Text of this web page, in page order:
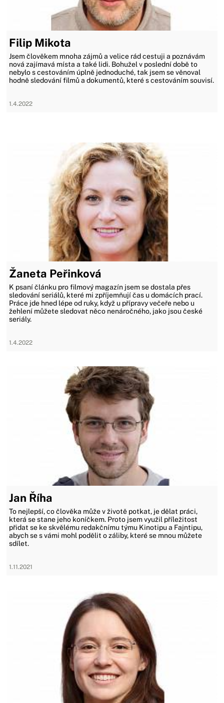
Filip Mikota
Jsem člověkem mnoha zájmů a velice rád cestuji a poznávám
nová zajímavá místa a také lidi. Bohužel v poslední době to
nebylo s cestováním úplně jednoduché, tak jsem se věnoval
hodně sledování filmů a dokumentů, které s cestováním souvisí.
1.4.2022
Žaneta Peřinková
K psaní článku pro filmový magazín jsem se dostala přes
sledování seriálů, které mi zpříjemňují čas u domácích prací.
Práce jde hned lépe od ruky, když u přípravy večeře nebo u
žehlení můžete sledovat něco nenáročného, jako jsou české
seriály.
1.4.2022
Jan Říha
To nejlepší, co člověka může v životě potkat, je dělat práci,
která se stane jeho koníčkem. Proto jsem využil příležitost
přidat se ke skvělému redakčnímu týmu Kinotipu a Fajntipu,
abych se s vámi mohl podělit o záliby, které se mnou můžete
sdílet.
1.11.2021